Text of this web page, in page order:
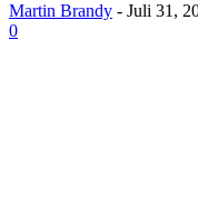
Martin Brandy - Juli 31,
0